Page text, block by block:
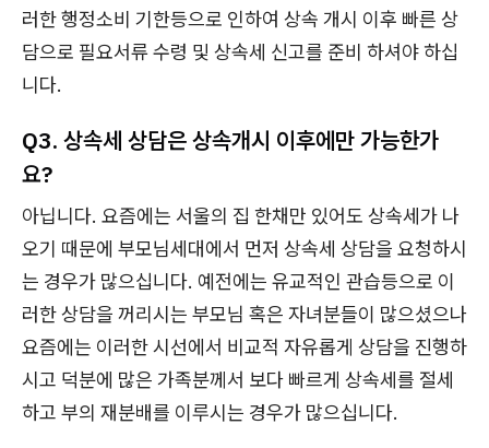
러한 행정소비 기한등으로 인하여 상속 개시 이후 빠른 상
담으로 필요서류 수령 및 상속세 신고를 준비 하셔야 하십
니다.
Q3. 상속세 상담은 상속개시 이후에만 가능한가
요?
아닙니다. 요즘에는 서울의 집 한채만 있어도 상속세가 나
오기 때문에 부모님세대에서 먼저 상속세 상담을 요청하시
는 경우가 많으십니다. 예전에는 유교적인 관습등으로 이
러한 상담을 꺼리시는 부모님 혹은 자녀분들이 많으셨으나
요즘에는 이러한 시선에서 비교적 자유롭게 상담을 진행하
시고 덕분에 많은 가족분께서 보다 빠르게 상속세를 절세
하고 부의 재분배를 이루시는 경우가 많으십니다.